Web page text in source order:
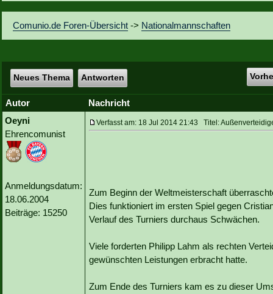
Vereinsfragen
Comunio.de Foren-Übersicht -> Nationalmannschaften
Neues Thema Antworten
Autor
Nachricht
Oeyni
Ehrencomunist
Anmeldungsdatum:
18.06.2004
Beiträge: 15250
Verfasst am: 18 Jul 2014 21:43 Titel:
Zum Beginn der Weltmeisterschaft
Dies funktioniert im ersten Spiel gegen
Verlauf des Turniers durchaus Schwächen.
Viele forderten Philipp Lahm als rechten
gewünschten Leistungen erbracht hatte.
Zum Ende des Turniers kam es zu dieser